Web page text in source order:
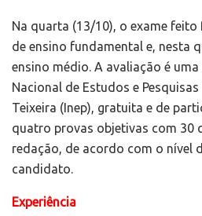
Na quarta (13/10), o exame
de ensino fundamental e, nesta
ensino médio. A avaliação é
Nacional de Estudos e
Teixeira (Inep), gratuita e de
quatro provas objetivas com 30
redação, de acordo com o nível
candidato.
Experiência